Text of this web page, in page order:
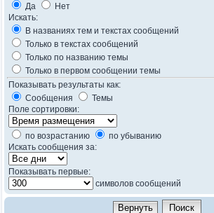
Да
Нет
Искать:
В названиях тем и текстах сообщений
Только в текстах сообщений
Только по названию темы
Только в первом сообщении темы
Показывать результаты как:
Сообщения
Темы
Поле сортировки:
по возрастанию
по убыванию
Искать сообщения за:
Показывать первые:
символов сообщений